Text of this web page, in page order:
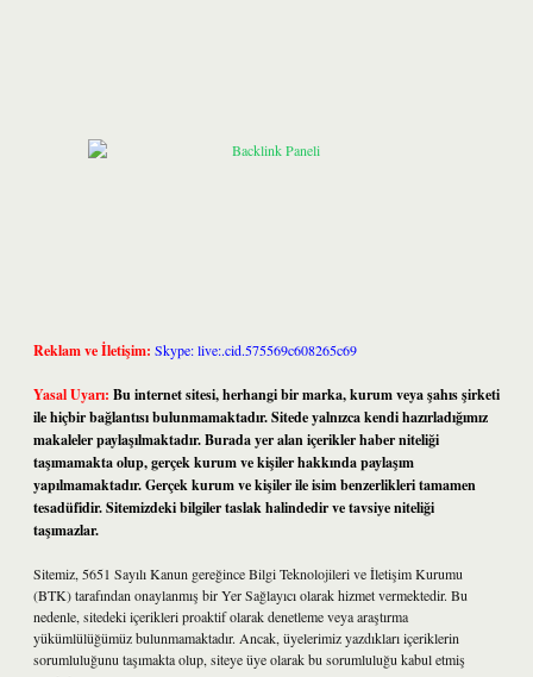
Reklam ve İletişim: Skype: live:.cid.575569c608265c69
Yasal Uyarı: Bu internet sitesi, herhangi bir marka, kurum veya şahıs şirketi
ile hiçbir bağlantısı bulunmamaktadır. Sitede yalnızca kendi hazırladığımız
makaleler paylaşılmaktadır. Burada yer alan içerikler haber niteliği
taşımamakta olup, gerçek kurum ve kişiler hakkında paylaşım
yapılmamaktadır. Gerçek kurum ve kişiler ile isim benzerlikleri tamamen
tesadüfidir. Sitemizdeki bilgiler taslak halindedir ve tavsiye niteliği
taşımazlar.
Sitemiz, 5651 Sayılı Kanun gereğince Bilgi Teknolojileri ve İletişim Kurumu
(BTK) tarafından onaylanmış bir Yer Sağlayıcı olarak hizmet vermektedir. Bu
nedenle, sitedeki içerikleri proaktif olarak denetleme veya araştırma
yükümlülüğümüz bulunmamaktadır. Ancak, üyelerimiz yazdıkları içeriklerin
sorumluluğunu taşımakta olup, siteye üye olarak bu sorumluluğu kabul etmiş